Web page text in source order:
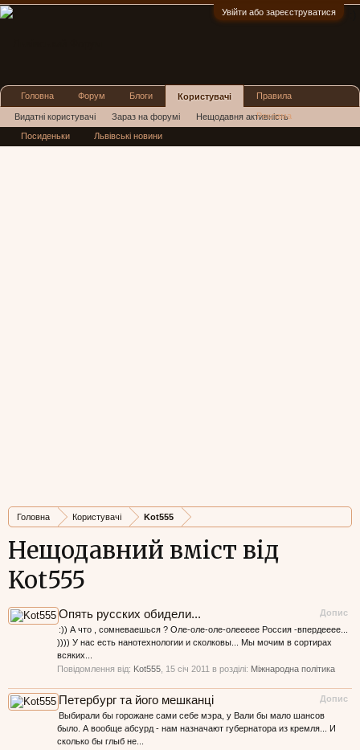
Увійти або зареєструватися
Головна Користувачі Kot555
Нещодавний вміст від
Kot555
Допис
Опять русских обидели...
:)) А что , сомневаешься ? Оле-оле-оле-олеееее Россия -впердееее...
)))) У нас есть нанотехнологии и сколковы... Мы мочим в сортирах
всяких...
Повідомлення від: Kot555 15 січ 2011 в розділі: Міжнародна політика
Допис
Петербург та його мешканці
Выбирали бы горожане сами себе мэра, у Вали бы мало шансов
было. А вообще абсурд - нам назначают губернатора из кремля... И
сколько бы глыб не...
Головна Форум Блоги Користувачі
Видатні користувачі Зараз на форумі Нещодавня активність
Нові повідомлення профілю
Правила
Реклама
Посиденьки Львівські новини